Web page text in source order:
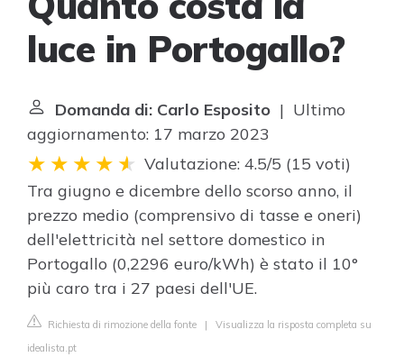
luce in Portogallo?
Domanda di: Carlo Esposito | Ultimo
aggiornamento: 17 marzo 2023
Valutazione: 4.5/5 (15 voti)
Tra giugno e dicembre dello scorso anno, il
prezzo medio (comprensivo di tasse e oneri)
dell'elettricità nel settore domestico in
Portogallo (0,2296 euro/kWh) è stato il 10°
più caro tra i 27 paesi dell'UE.
Richiesta di rimozione della fonte | Visualizza la risposta completa su
idealista.pt